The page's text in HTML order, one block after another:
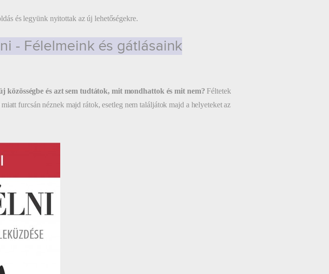
és legyünk nyitottak az új lehetőségekre.
- Félelmeink és gátlásaink
közösségbe és azt sem tudtátok, mit mondhattok és mit nem?Féltetek
furcsán néznek majd rátok, esetleg nem találjátok majd a helyeteket az